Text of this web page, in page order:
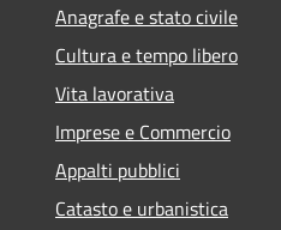
Anagrafe e stato civile
Cultura e tempo libero
Vita lavorativa
Imprese e Commercio
Appalti pubblici
Catasto e urbanistica